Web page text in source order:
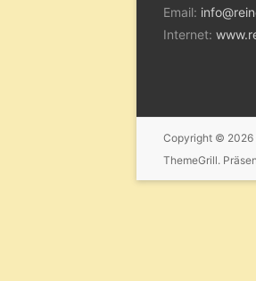
Email:
Internet:
Copyright © 2026
ThemeGrill.